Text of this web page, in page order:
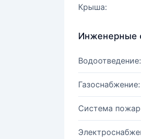
Крыша:
Инженерные
Водоотведение:
Газоснабжение:
Система